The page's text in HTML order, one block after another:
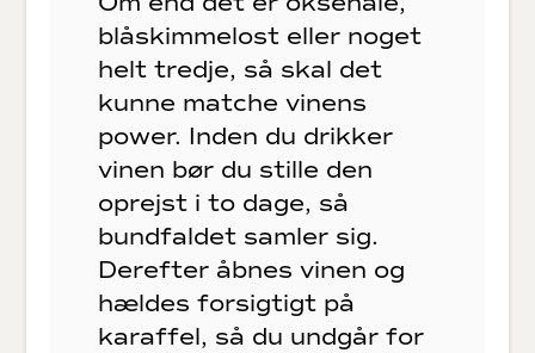
blåskimmelost eller noget
helt tredje, så skal det
kunne matche vinens
power. Inden du drikker
vinen bør du stille den
oprejst i to dage, så
bundfaldet samler sig.
Derefter åbnes vinen og
hældes forsigtigt på
karaffel, så du undgår for